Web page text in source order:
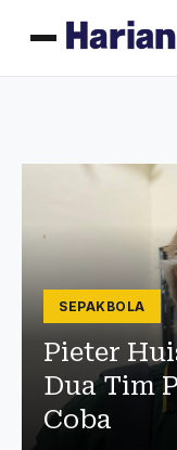
SEPAKBOLA
Pieter
Dua Tim
Coba